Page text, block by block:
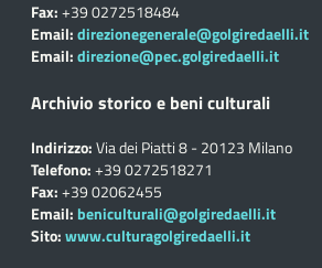
Fax:+39 0272518484
Email:direzionegenerale@golgiredaelli.it
Email:direzione@pec.golgiredaelli.it
Archivio storico e beni culturali
Indirizzo:Via dei Piatti 8 - 20123 Milano
Telefono:+39 0272518271
Fax:+39 02062455
Email: beniculturali@golgiredaelli.it
Sito:www.culturagolgiredaelli.it